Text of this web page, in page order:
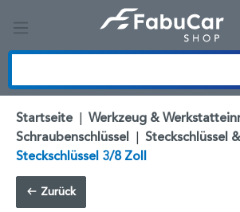
Startseite | Werkzeug &
Schraubenschlüssel | Steckschlüssel
Steckschlüssel 3/8 Zoll
Zurück